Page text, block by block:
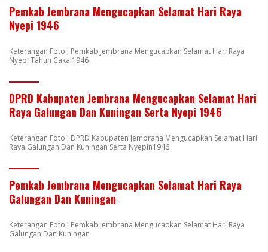
Pemkab Jembrana Mengucapkan Selamat Hari Raya
Nyepi 1946
Keterangan Foto : Pemkab Jembrana Mengucapkan Selamat Hari Raya
Nyepi Tahun Caka 1946
DPRD Kabupaten Jembrana Mengucapkan Selamat Hari
Raya Galungan Dan Kuningan Serta Nyepi 1946
Keterangan Foto : DPRD Kabupaten Jembrana Mengucapkan Selamat Hari
Raya Galungan Dan Kuningan Serta Nyepin1946
Pemkab Jembrana Mengucapkan Selamat Hari Raya
Galungan Dan Kuningan
Keterangan Foto : Pemkab Jembrana Mengucapkan Selamat Hari Raya
Galungan Dan Kuningan